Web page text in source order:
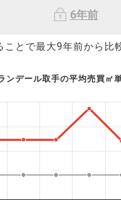
6年前
ことで最大9年前から比
ンデール取手の平均売買㎡